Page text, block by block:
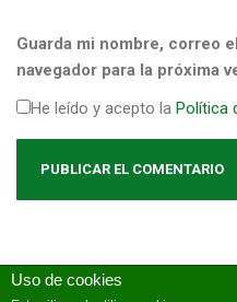
Guarda mi nombre, correo
navegador para la próxima
He leído y acepto la Política
Uso de cookies